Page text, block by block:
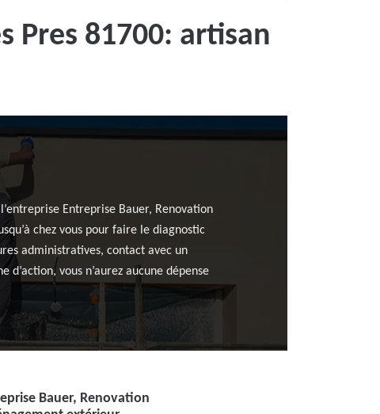
Pres 81700: artisan
Entreprise Bauer, Renovation
chez vous pour faire le diagnostic
administratives, contact avec un
vous n’aurez aucune dépense
Bauer, Renovation